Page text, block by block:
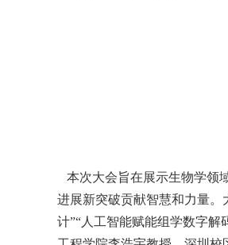
本次大会旨在展示生物学领
进展新突破贡献智慧和力量。
计”“人工智能赋能组学数字